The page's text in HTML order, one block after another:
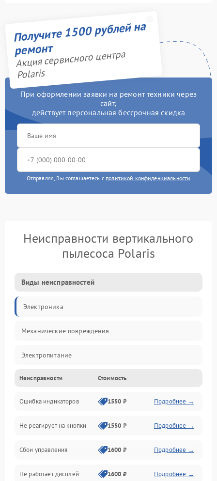
Получите 1500 рублей на
ремонт
Акция сервисного центра
Polaris
При оформлении заявки на ремонт техники через
сайт,
действует персональная бессрочная скидка
Отправляя, Вы соглашаетесь с политикой конфиденциальности
Неисправности вертикального
пылесоса Polaris
Виды неисправностей
Электроника
Механические повреждения
Электропитание
Механика
Аккумулятор
Работа системы
Всасывание
Засор
Неисправности Стоимость
Ошибка индикаторов 1550 ₽ Подробнее →
Не реагирует на кнопки 1550 ₽ Подробнее →
Сбои управления 1600 ₽ Подробнее →
Не работает дисплей 1600 ₽ Подробнее →